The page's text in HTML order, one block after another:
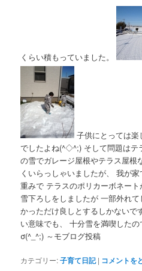
くらい積もっていました。
子供にとっては
でしたよね(^◇^;) そして問題は
の雪でガレージ屋根やテラス屋根
くいらっしゃいましたが、 我が
重みで テラスのポリカーボネー
雪下ろしをしましたが 一部外れ
かっただけ良しとするしかないで
い意味でも、 十分雪を満喫した
σ(^_^;) ～モブログ投稿
カテゴリー:子育て日記 | コメントを